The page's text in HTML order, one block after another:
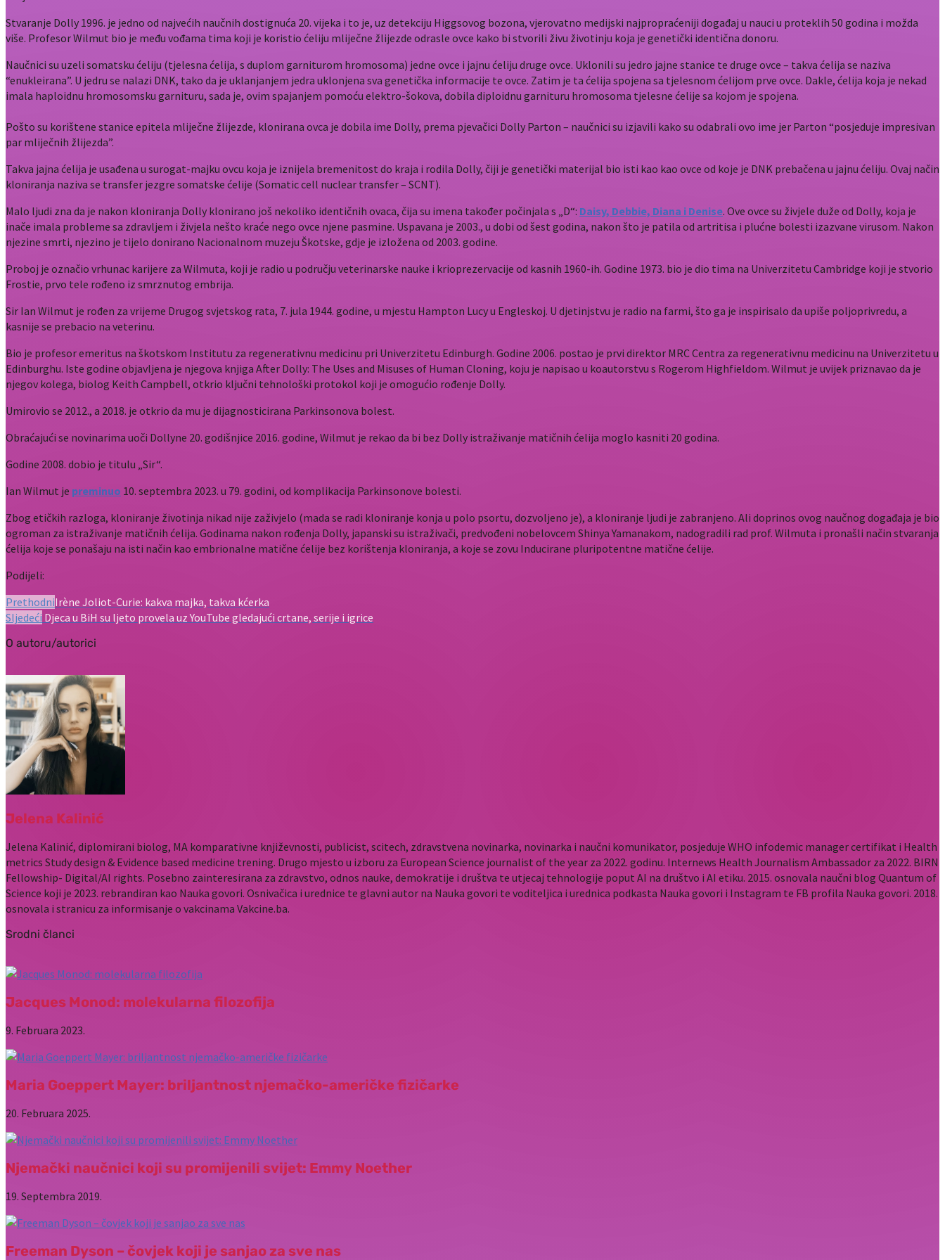
Stvaranje Dolly 1996. je jedno od najvećih naučnih dostignuća 20. vijeka i to je, uz detekciju Higgsovog bozona, vjerovatno medijski najpropraćeniji događaj u nauci u proteklih 50 godina i možda
više. Profesor Wilmut bio je među vođama tima koji je koristio ćeliju mliječne žlijezde odrasle ovce kako bi stvorili živu životinju koja je genetički identična donoru.
Naučnici su uzeli somatsku ćeliju (tjelesna ćelija, s duplom garniturom hromosoma) jedne ovce i jajnu ćeliju druge ovce. Uklonili su jedro jajne stanice te druge ovce – takva ćelija se naziva
“enukleirana”. U jedru se nalazi DNK, tako da je uklanjanjem jedra uklonjena sva genetička informacije te ovce. Zatim je ta ćelija spojena sa tjelesnom ćelijom prve ovce. Dakle, ćelija koja je nekad
imala haploidnu hromosomsku garnituru, sada je, ovim spajanjem pomoću elektro-šokova, dobila diploidnu garnituru hromosoma tjelesne ćelije sa kojom je spojena.
Pošto su korištene stanice epitela mliječne žlijezde, klonirana ovca je dobila ime Dolly, prema pjevačici Dolly Parton – naučnici su izjavili kako su odabrali ovo ime jer Parton “posjeduje impresivan
par mliječnih žlijezda”.
Takva jajna ćelija je usađena u surogat-majku ovcu koja je iznijela bremenitost do kraja i rodila Dolly, čiji je genetički materijal bio isti kao kao ovce od koje je DNK prebačena u jajnu ćeliju. Ovaj način
kloniranja naziva se transfer jezgre somatske ćelije (Somatic cell nuclear transfer – SCNT).
Malo ljudi zna da je nakon kloniranja Dolly klonirano još nekoliko identičnih ovaca, čija su imena također počinjala s „D“: Daisy, Debbie, Diana i Denise. Ove ovce su živjele duže od Dolly, koja je
inače imala probleme sa zdravljem i živjela nešto kraće nego ovce njene pasmine. Uspavana je 2003., u dobi od šest godina, nakon što je patila od artritisa i plućne bolesti izazvane virusom. Nakon
njezine smrti, njezino je tijelo donirano Nacionalnom muzeju Škotske, gdje je izložena od 2003. godine.
Proboj je označio vrhunac karijere za Wilmuta, koji je radio u području veterinarske nauke i krioprezervacije od kasnih 1960-ih. Godine 1973. bio je dio tima na Univerzitetu Cambridge koji je stvorio
Frostie, prvo tele rođeno iz smrznutog embrija.
Sir Ian Wilmut je rođen za vrijeme Drugog svjetskog rata, 7. jula 1944. godine, u mjestu Hampton Lucy u Engleskoj. U djetinjstvu je radio na farmi, što ga je inspirisalo da upiše poljoprivredu, a
kasnije se prebacio na veterinu.
Bio je profesor emeritus na škotskom Institutu za regenerativnu medicinu pri Univerzitetu Edinburgh. Godine 2006. postao je prvi direktor MRC Centra za regenerativnu medicinu na Univerzitetu u
Edinburghu. Iste godine objavljena je njegova knjiga After Dolly: The Uses and Misuses of Human Cloning, koju je napisao u koautorstvu s Rogerom Highfieldom. Wilmut je uvijek priznavao da je
njegov kolega, biolog Keith Campbell, otkrio ključni tehnološki protokol koji je omogućio rođenje Dolly.
Umirovio se 2012., a 2018. je otkrio da mu je dijagnosticirana Parkinsonova bolest.
Obraćajući se novinarima uoči Dollyne 20. godišnjice 2016. godine, Wilmut je rekao da bi bez Dolly istraživanje matičnih ćelija moglo kasniti 20 godina.
Godine 2008. dobio je titulu „Sir“.
Ian Wilmut je preminuo 10. septembra 2023. u 79. godini, od komplikacija Parkinsonove bolesti.
Zbog etičkih razloga, kloniranje životinja nikad nije zaživjelo (mada se radi kloniranje konja u polo psortu, dozvoljeno je), a kloniranje ljudi je zabranjeno. Ali doprinos ovog naučnog događaja je bio
ogroman za istraživanje matičnih ćelija. Godinama nakon rođenja Dolly, japanski su istraživači, predvođeni nobelovcem Shinya Yamanakom, nadogradili rad prof. Wilmuta i pronašli način stvaranja
ćelija koje se ponašaju na isti način kao embrionalne matične ćelije bez korištenja kloniranja, a koje se zovu Inducirane pluripotentne matične ćelije.
Podijeli:
PrethodniIrène Joliot-Curie: kakva majka, takva kćerka
Sljedeći Djeca u BiH su ljeto provela uz YouTube gledajući crtane, serije i igrice
O autoru/autorici
Jelena Kalinić
Jelena Kalinić, diplomirani biolog, MA komparativne književnosti, publicist, scitech, zdravstvena novinarka, novinarka i naučni komunikator, posjeduje WHO infodemic manager certifikat i Health
metrics Study design & Evidence based medicine trening. Drugo mjesto u izboru za European Science journalist of the year za 2022. godinu. Internews Health Journalism Ambassador za 2022. BIRN
Fellowship- Digital/AI rights. Posebno zainteresirana za zdravstvo, odnos nauke, demokratije i društva te utjecaj tehnologije poput AI na društvo i AI etiku. 2015. osnovala naučni blog Quantum of
Science koji je 2023. rebrandiran kao Nauka govori. Osnivačica i urednice te glavni autor na Nauka govori te voditeljica i urednica podkasta Nauka govori i Instagram te FB profila Nauka govori. 2018.
osnovala i stranicu za informisanje o vakcinama Vakcine.ba.
Srodni članci
Jacques Monod: molekularna filozofija
9. Februara 2023.
Maria Goeppert Mayer: briljantnost njemačko-američke fizičarke
20. Februara 2025.
Njemački naučnici koji su promijenili svijet: Emmy Noether
19. Septembra 2019.
Freeman Dyson – čovjek koji je sanjao za sve nas